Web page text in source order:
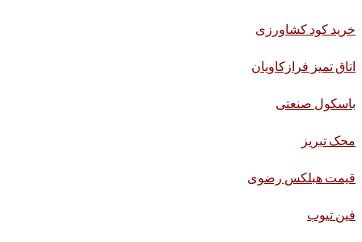
خرید کود کشاورزی
اتاق تمیز فرازکاویان
باسکول صنعتی
محک تبریز
قیمت هبلکس رضوی
فین تیوب